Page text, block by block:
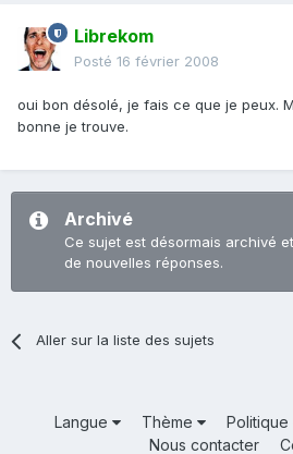
Librekom
Posté 16 février 2008
oui bon désolé, je fais ce que je peux.
bonne je trouve.
Archivé
Ce sujet est désormais archivé
de nouvelles réponses.
Aller sur la liste des sujets
Langue Thème
Nous contacter